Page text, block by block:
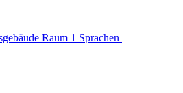
Raum 1 Sprachen